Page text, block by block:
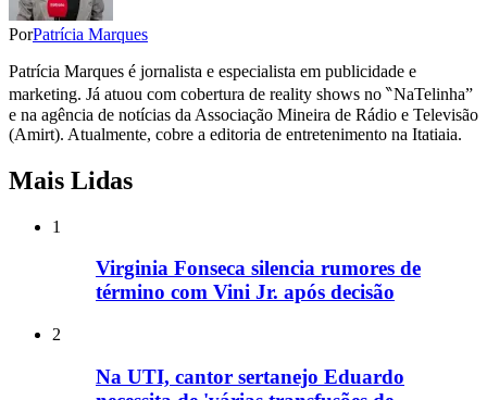
PorPatrícia Marques
Patrícia Marques é jornalista e especialista em publicidade e
marketing. Já atuou com cobertura de reality shows no ‶NaTelinha”
e na agência de notícias da Associação Mineira de Rádio e Televisão
(Amirt). Atualmente, cobre a editoria de entretenimento na Itatiaia.
Mais Lidas
1
Virginia Fonseca silencia rumores de
término com Vini Jr. após decisão
2
Na UTI, cantor sertanejo Eduardo